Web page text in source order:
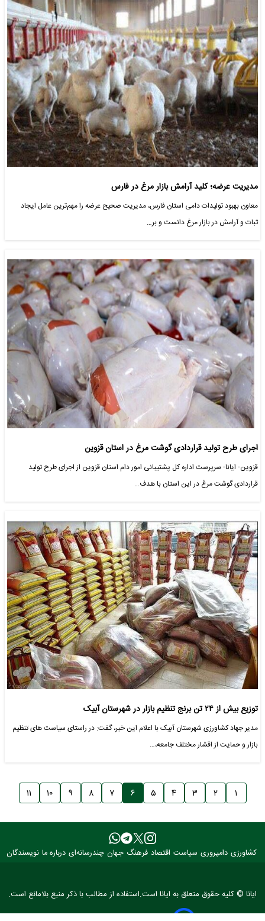
مدیریت عرضه؛ کلید آرامش بازار مرغ در فارس
معاون بهبود تولیدات دامی استان فارس، مدیریت صحیح عرضه را مهم‌ترین عامل ایجاد
ثبات و آرامش در بازار مرغ دانست و بر…
اجرای طرح تولید قراردادی گوشت مرغ در استان قزوین
قزوین- ایانا- سرپرست اداره کل پشتیبانی امور دام استان قزوین از اجرای طرح تولید
قراردادی گوشت مرغ در این استان با هدف…
توزیع بیش از ۲۴ تن برنج تنظیم بازار در شهرستان آبیک
مدیر جهاد کشاورزی شهرستان آبیک با اعلام این خبر، گفت: در راستای سیاست های تنظیم
بازار و حمایت از اقشار مختلف جامعه،…
۱ ۲ ۳ ۴ ۵ ۶ ۷ ۸ ۹ ۱۰ ۱۱
کشاورزی دامپروری سیاست اقتصاد فرهنگ جهان چندرسانه‌ای درباره ما نویسندگان
ایانا © کلیه حقوق متعلق به ایانا است.استفاده از مطالب با ذکر منبع بلامانع است.